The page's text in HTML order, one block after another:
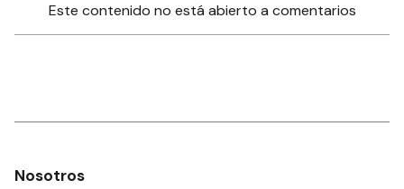
Este contenido no está abierto a comentarios
Nosotros